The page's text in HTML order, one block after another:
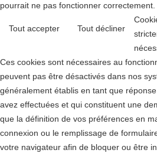
pourrait ne pas fonctionner correctement.
Tout accepter Tout décliner
Ces cookies sont nécessaires au
peuvent pas être désactivés dans nos
généralement établis en tant que
avez effectuées et qui constituent une
que la définition de vos préférences en
connexion ou le remplissage de
votre navigateur afin de bloquer ou être